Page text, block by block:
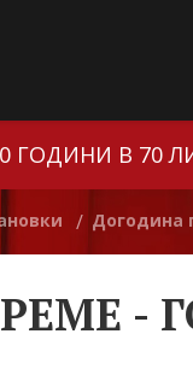
ГОДИНИ В 70
/ Догодина
-